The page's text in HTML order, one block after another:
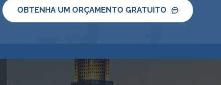
OBTENHA UM ORÇAMENTO GRATUITO